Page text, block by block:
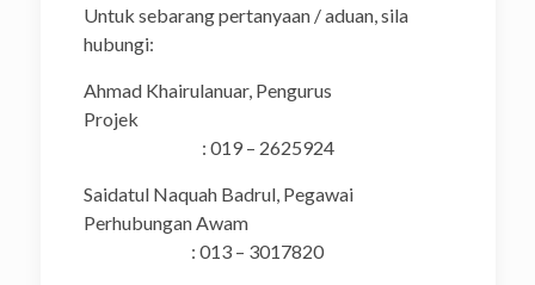
Untuk sebarang pertanyaan / aduan, sila
hubungi:
Ahmad Khairulanuar, Pengurus
Projek
: 019 – 2625924
Saidatul Naquah Badrul, Pegawai
Perhubungan Awam
: 013 – 3017820